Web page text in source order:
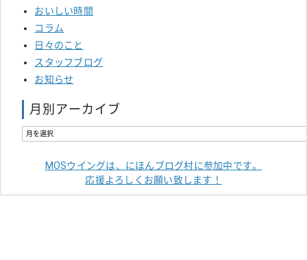
おいしい時間
コラム
日々のこと
スタッフブログ
お知らせ
月別アーカイブ
MOSウイングは、にほんブログ村に参加中です。
応援よろしくお願い致します！